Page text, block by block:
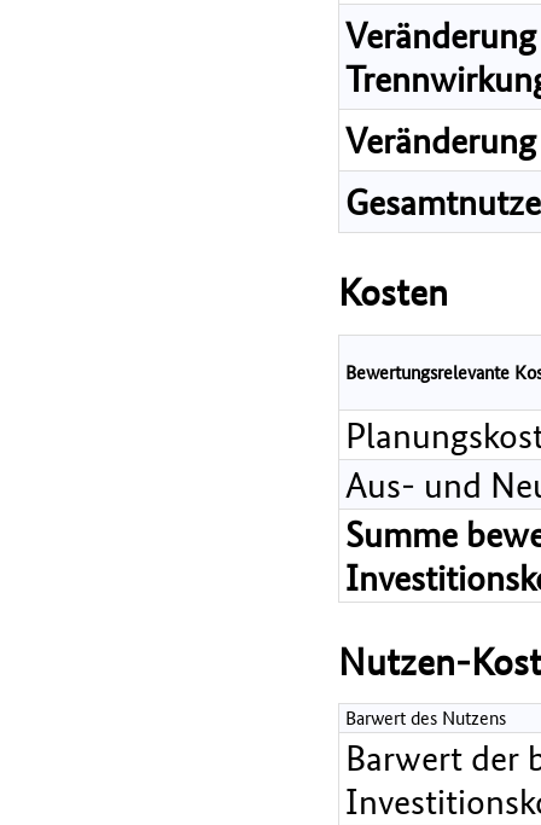
Kosten
Bewertungsrelevante
Aus- und
Summe
Nutzen-
Barwert des Nutzens
Barwert der